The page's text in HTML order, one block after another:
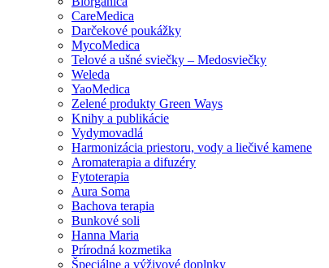
CareMedica
Darčekové poukážky
MycoMedica
Telové a ušné sviečky – Medosviečky
Weleda
YaoMedica
Zelené produkty Green Ways
Knihy a publikácie
Vydymovadlá
Harmonizácia priestoru, vody a liečivé kamene
Aromaterapia a difuzéry
Fytoterapia
Aura Soma
Bachova terapia
Bunkové soli
Hanna Maria
Prírodná kozmetika
Špeciálne a výživové doplnky